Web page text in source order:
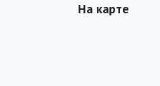
На карте